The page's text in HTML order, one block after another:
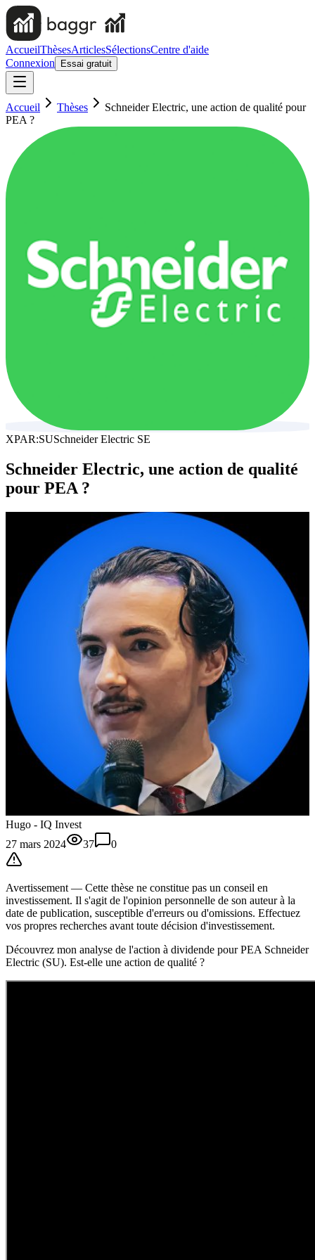
AccueilThèsesArticlesSélectionsCentre d'aide
Connexion
Essai gratuit
Accueil Thèses
Schneider Electric, une action de qualité pour
PEA ?
XPAR:SUSchneider Electric SE
Schneider Electric, une action de qualité
pour PEA ?
Hugo - IQ Invest
27 mars 2024
37 0
Avertissement — Cette thèse ne constitue pas un conseil en
investissement. Il s'agit de l'opinion personnelle de son auteur à la
date de publication, susceptible d'erreurs ou d'omissions. Effectuez
vos propres recherches avant toute décision d'investissement.
Découvrez mon analyse de l'action à dividende pour PEA Schneider
Electric (SU). Est-elle une action de qualité ?